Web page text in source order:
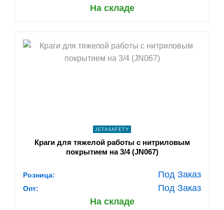
На складе
shopping_cart В КОРЗИНУ
JETASAFETY
Краги для тяжелой работы с нитриловым
покрытием на 3/4 (JN067)
Розница: Под Заказ
Опт:
Под Заказ
На складе